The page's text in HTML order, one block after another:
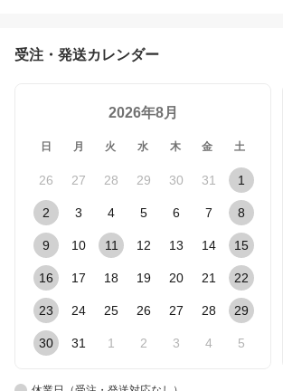
受注・発送カレンダー
2026年8月
日 月 火 水 木 金 土
26 27 28 29 30 31 1
2 3 4 5 6 7 8
9 10 11 12 13 14 15
16 17 18 19 20 21 22
23 24 25 26 27 28 29
30 31 1 2 3 4 5